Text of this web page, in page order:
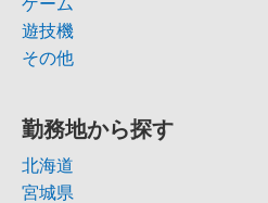
遊技機
その他
勤務地から探す
北海道
宮城県